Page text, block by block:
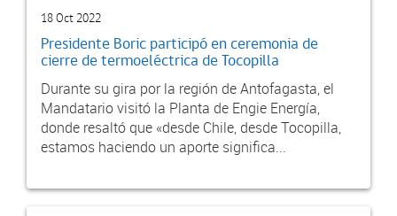
18 Oct 2022
Presidente Boric participó en ceremonia de
cierre de termoeléctrica de Tocopilla
Durante su gira por la región de Antofagasta, el
Mandatario visitó la Planta de Engie Energía,
donde resaltó que «desde Chile, desde Tocopilla,
estamos haciendo un aporte significa...